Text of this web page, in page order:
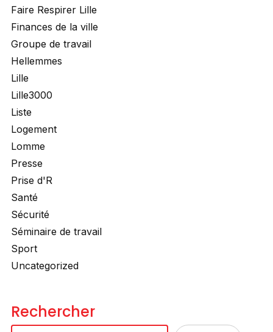
Faire Respirer Lille
Finances de la ville
Groupe de travail
Hellemmes
Lille
Lille3000
Liste
Logement
Lomme
Presse
Prise d'R
Santé
Sécurité
Séminaire de travail
Sport
Uncategorized
Rechercher